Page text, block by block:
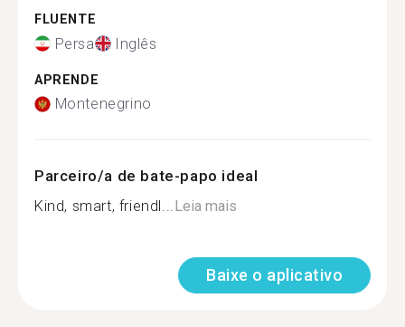
FLUENTE
Persa Inglês
APRENDE
Montenegrino
Parceiro/a de bate-papo ideal
Kind, smart, friendl...Leia mais
Baixe o aplicativo